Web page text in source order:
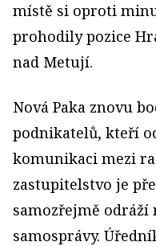
místě si oproti
prohodily pozice
nad Metují.
Nová Paka znovu
podnikatelů, kteří
komunikaci mezi
zastupitelstvo je
samozřejmě odráží
samosprávy.